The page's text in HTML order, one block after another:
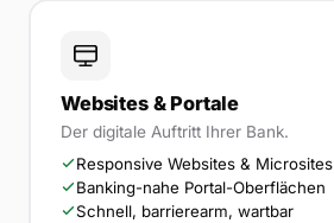
Websites & Portale
Der digitale Auftritt Ihrer Bank.
Responsive Websites & Microsites
Banking-nahe Portal-Oberflächen
Schnell, barrierearm, wartbar